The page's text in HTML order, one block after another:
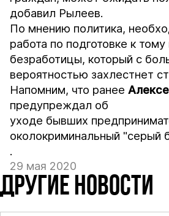
добавил Рылеев.
По мнению политика,
работа по подготовке к тому
безработицы, который с
вероятностью захлестнет
Напомним, что ранее
предупреждал об
уходе бывших
околокриминальный "серый
.
29 мая 2020
ДРУГИЕ НОВОСТИ